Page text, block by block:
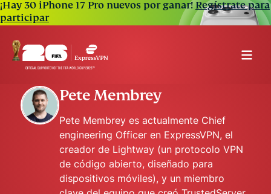
¡Hay 30 iPhone 17 Pro nuevos por ganar!Regístrate para
participar
Pete Membrey
Pete Membrey es actualmente Chief
engineering Officer en ExpressVPN, el
creador de Lightway (un protocolo VPN
de código abierto, diseñado para
dispositivos móviles), y un miembro